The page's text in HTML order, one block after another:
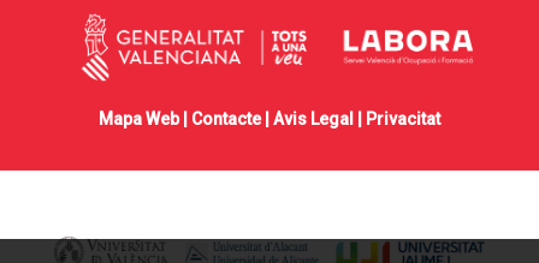
Mapa Web | Contacte| Avis Legal Privacitat